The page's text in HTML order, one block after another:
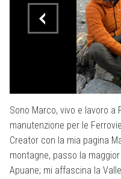
Sono Marco, vivo e lavoro
manutenzione per le
Creator con la mia pagina
montagne, passo la
Apuane; mi affascina la